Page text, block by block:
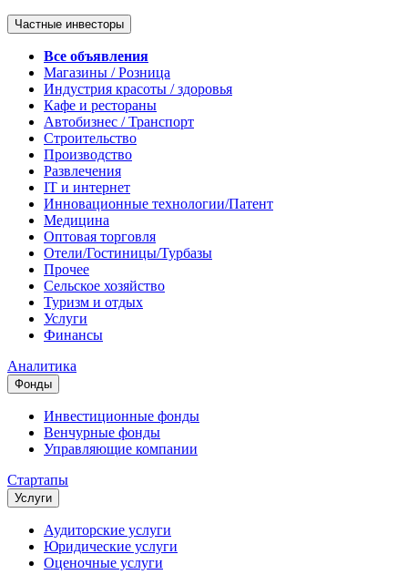
Частные инвесторы
Все объявления
Магазины / Розница
Индустрия красоты / здоровья
Кафе и рестораны
Автобизнес / Транспорт
Строительство
Производство
Развлечения
IT и интернет
Инновационные технологии/Патент
Медицина
Оптовая торговля
Отели/Гостиницы/Турбазы
Прочее
Сельское хозяйство
Туризм и отдых
Услуги
Финансы
Аналитика
Фонды
Инвестиционные фонды
Венчурные фонды
Управляющие компании
Стартапы
Услуги
Аудиторские услуги
Юридические услуги
Оценочные услуги